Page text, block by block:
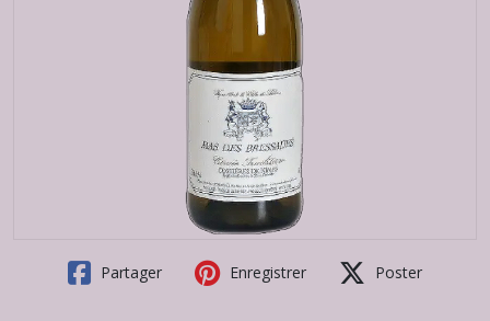
Partager Enregistrer Poster